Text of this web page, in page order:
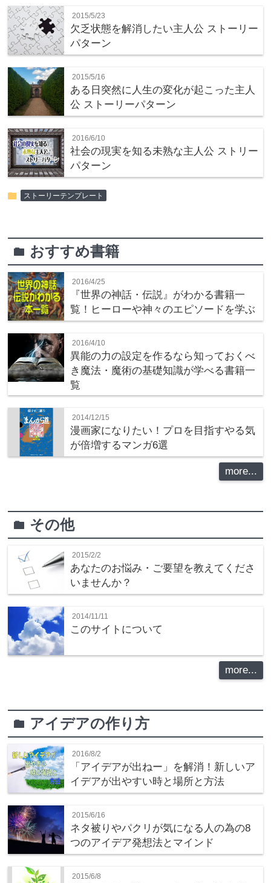
2015/5/23
欠乏状態を解消したい主人公 ストーリー
パターン
2015/5/16
ある日突然に人生の変化が起こった主人
公 ストーリーパターン
2016/6/10
社会の現実を知る未熟な主人公 ストリー
パターン
folder ストーリーテンプレート
folder おすすめ書籍
2016/4/25
『世界の神話・伝説』がわかる書籍一
覧！ヒーローや神々のエピソードを学ぶ
2016/4/10
異能の力の設定を作るなら知っておくべ
き魔法・魔術の基礎知識が学べる書籍一
覧
2014/12/15
漫画家になりたい！プロを目指すやる気
が倍増するマンガ6選
more...
folder その他
2015/2/2
あなたのお悩み・ご要望を教えてくださ
いませんか？
2014/11/11
このサイトについて
more...
folder アイデアの作り方
2016/8/2
「アイデアが出ねー」を解消！新しいア
イデアが出やすい時と場所と方法
2015/6/16
ネタ被りやパクリが気になる人の為の8
つのアイデア発想法とマインド
2015/6/8